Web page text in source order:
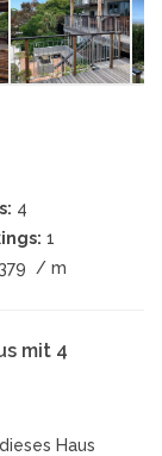
4
1
/ m
mit 4
Haus